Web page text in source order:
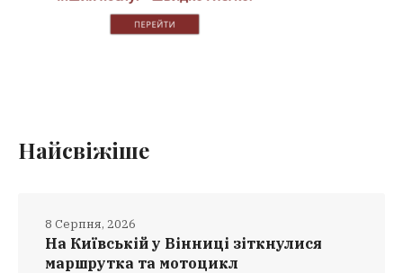
Найсвіжіше
На Київській у Вінниці зіткнулися
маршрутка та мотоцикл
8 Серпня, 2026